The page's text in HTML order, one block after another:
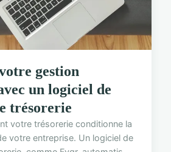
gestion
un logiciel de
trésorerie
votre trésorerie conditionne la
votre entreprise. Un logiciel de